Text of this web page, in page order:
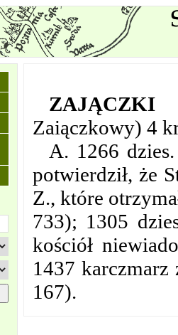
ZAJĄCZKI
Zaiączkowy) 4
A. 1266
potwierdził, że
Z., które
733); 1305
kościół
1437 karczmarz
167).